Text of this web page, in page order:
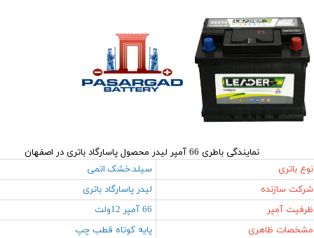
نمایندگی باطری 66 آمپر لیدر محصول پاسارگاد باتری در اصفهان
نوع باتری
سیلد.خشک.اتمی
شرکت سازنده
لیدر پاسارگاد باتری
ظرفیت آمپر
66 آمپر 12ولت
مشخصات ظاهری
پایه کوتاه قطب چپ